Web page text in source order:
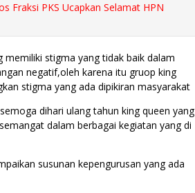
Fraksi PKS Ucapkan Selamat HPN
stigma yang tidak baik dalam
negatif,oleh karena itu gruop king
stigma yang ada dipikiran masyarakat
dihari ulang tahun king queen yang
dalam berbagai kegiatan yang di
susunan kepengurusan yang ada